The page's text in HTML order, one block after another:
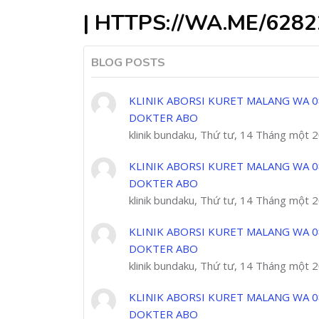
| HTTPS://WA.ME/
BLOG POSTS
KLINIK ABORSI KURET MALANG
DOKTER ABO
klinik bundaku, Thứ tư, 14 Tháng một
KLINIK ABORSI KURET MALANG
DOKTER ABO
klinik bundaku, Thứ tư, 14 Tháng một
KLINIK ABORSI KURET MALANG
DOKTER ABO
klinik bundaku, Thứ tư, 14 Tháng một
KLINIK ABORSI KURET MALANG
DOKTER ABO